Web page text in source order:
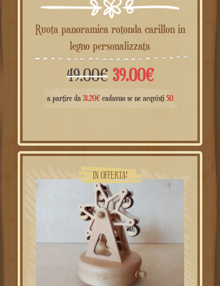
Ruota panoramica rotonda carillon in
legno personalizzata
49.00€ Il
prezzo
era:
49.00€.
39.00€Il
prezzo
è:
39.00€.
a partire da 31.20€cadauno se ne acquisti 50
IN OFFERTA!